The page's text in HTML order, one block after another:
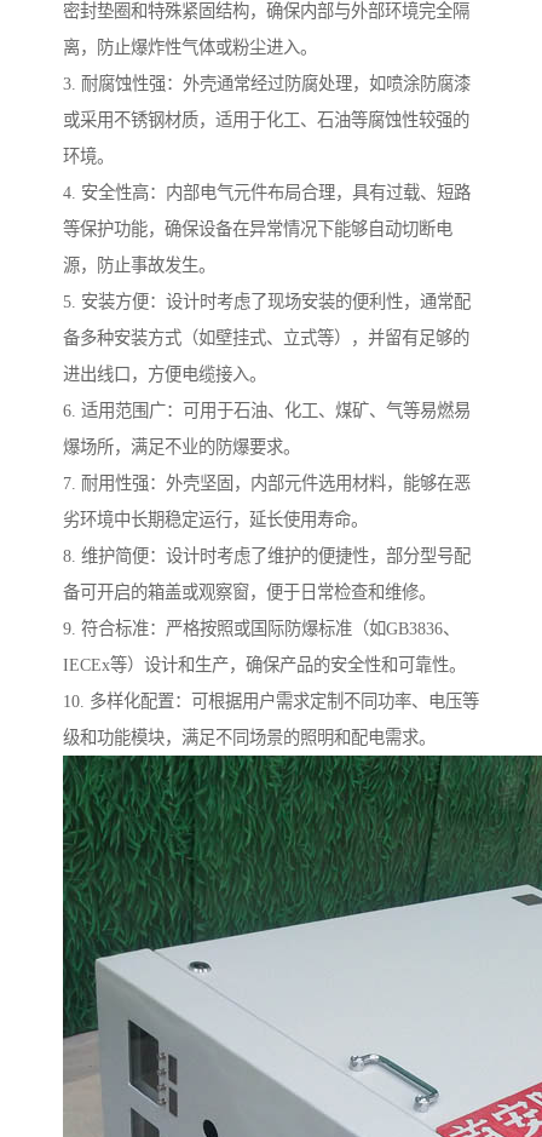
密封垫圈和特殊紧固结构，确保内部与外部环境完全隔
离，防止爆炸性气体或粉尘进入。
3. 耐腐蚀性强：外壳通常经过防腐处理，如喷涂防腐漆
或采用不锈钢材质，适用于化工、石油等腐蚀性较强的
环境。
4. 安全性高：内部电气元件布局合理，具有过载、短路
等保护功能，确保设备在异常情况下能够自动切断电
源，防止事故发生。
5. 安装方便：设计时考虑了现场安装的便利性，通常配
备多种安装方式（如壁挂式、立式等），并留有足够的
进出线口，方便电缆接入。
6. 适用范围广：可用于石油、化工、煤矿、气等易燃易
爆场所，满足不业的防爆要求。
7. 耐用性强：外壳坚固，内部元件选用材料，能够在恶
劣环境中长期稳定运行，延长使用寿命。
8. 维护简便：设计时考虑了维护的便捷性，部分型号配
备可开启的箱盖或观察窗，便于日常检查和维修。
9. 符合标准：严格按照或国际防爆标准（如GB3836、
IECEx等）设计和生产，确保产品的安全性和可靠性。
10. 多样化配置：可根据用户需求定制不同功率、电压等
级和功能模块，满足不同场景的照明和配电需求。